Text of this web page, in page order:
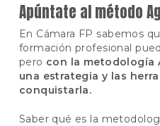
Apúntate al método
En Cámara FP sabemos
formación profesional
pero con la metodología
una estrategia y las
conquistarla.
Saber qué es la